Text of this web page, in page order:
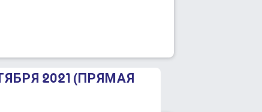
2021 (ПРЯМАЯ